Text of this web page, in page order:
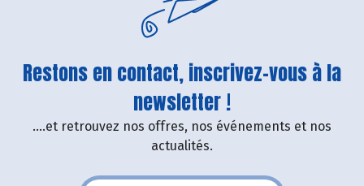
Restons en contact, inscrivez-vous à la
newsletter !
....et retrouvez nos offres, nos événements et nos
actualités.